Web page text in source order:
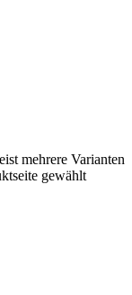
mehrere Varianten
gewählt